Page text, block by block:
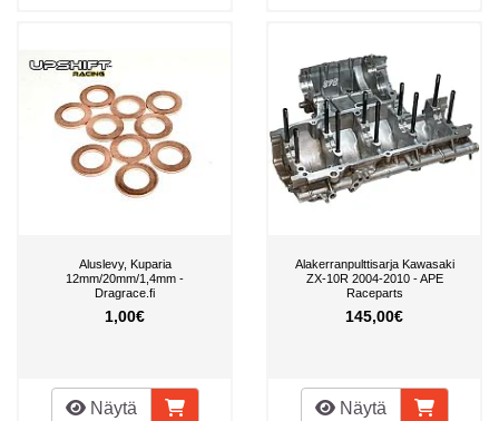
Aluslevy, Kuparia
12mm/20mm/1,4mm -
Dragrace.fi
1,00€
Näytä
Alakerranpulttisarja Kawasaki
ZX-10R 2004-2010 - APE
Raceparts
145,00€
Näytä